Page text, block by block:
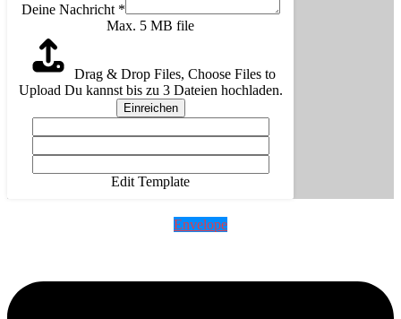
Deine Nachricht *
Max. 5 MB file
Drag & Drop Files, Choose Files to
Upload Du kannst bis zu 3 Dateien hochladen.
Einreichen
Edit Template
Envelope